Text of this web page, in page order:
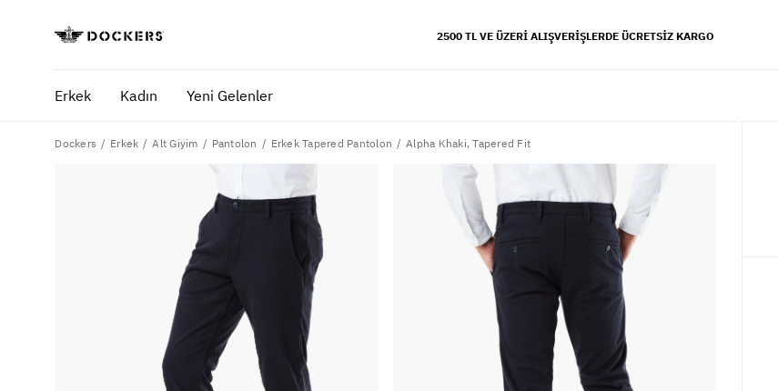
2500 TL VE ÜZERI ALIŞVERIŞLERDE ÜCRETSIZ KARGO
Erkek Kadın Yeni Gelenler
POPÜLER ARAMALAR
ultimate chino pantolon
ona özel - erkek
ona özel - kadın
yaz koleksiyonu
Dockers Erkek Alt Giyim Pantolon Erkek Tapered Pantolon Alpha Khaki, Tapered Fit